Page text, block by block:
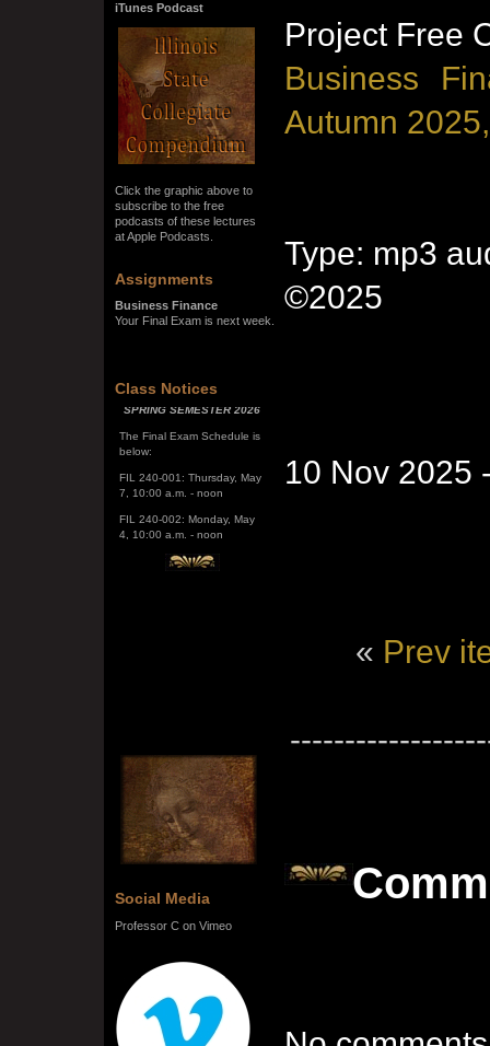
iTunes Podcast
Click the graphic above to
subscribe to the free
podcasts of these lectures
at Apple Podcasts.
Assignments
Business Finance
Your Final Exam is next week.
Class Notices
SPRING SEMESTER 2026
The Final Exam Schedule is
below:
FIL 240-001: Thursday, May
7, 10:00 a.m. - noon
FIL 240-002: Monday, May
4, 10:00 a.m. - noon
Social Media
Professor C on Vimeo
Project Free
Business
Autumn
Type: mp3
©2025
10 Nov 2025
« Prev